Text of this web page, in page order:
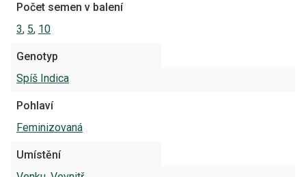
Počet semen v balení
3, 5, 10
Genotyp
Spíš Indica
Pohlaví
Feminizovaná
Umístění